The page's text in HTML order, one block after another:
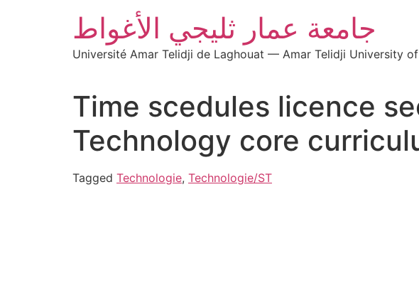
جامعة عمار ثليجي الأغواط
Université Amar Telidji de Laghouat — Amar Telidji University
Time scedules licence
Technology core
Tagged Technologie, Technologie/ST